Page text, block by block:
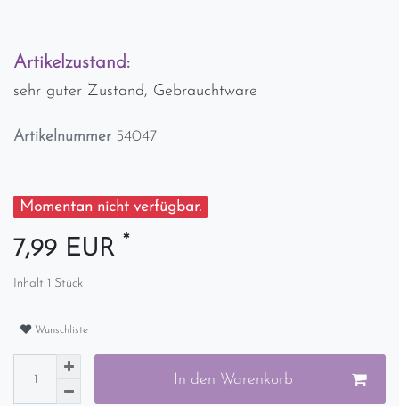
Artikelzustand:
sehr guter Zustand, Gebrauchtware
Artikelnummer 54047
Momentan nicht verfügbar.
7,99 EUR *
Inhalt 1 Stück
Wunschliste
In den Warenkorb